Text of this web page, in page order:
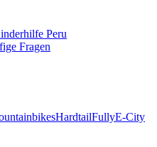
Peru
Fragen
HardtailFullyE-City